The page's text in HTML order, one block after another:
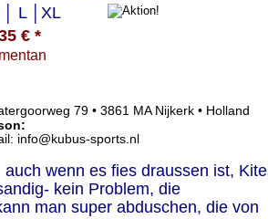
│ L │XL
€ *
79 • 3861 MA Nijkerk • Holland
info@kubus-sports.nl
auch wenn es fies draussen ist,
kein Problem, die
man super abduschen, die von